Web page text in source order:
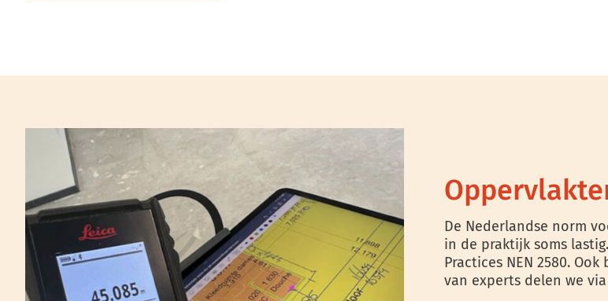
De Nederlandse norm
in de praktijk soms
Practices NEN 2580.
van experts delen we